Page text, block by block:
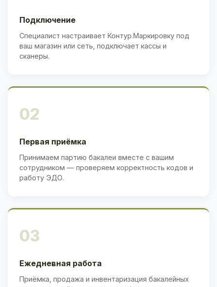
Подключение
Специалист настраивает Контур.Маркировку под
ваш магазин или сеть, подключает кассы и
сканеры.
02
Первая приёмка
Принимаем партию бакалеи вместе с вашим
сотрудником — проверяем корректность кодов и
работу ЭДО.
03
Ежедневная работа
Приёмка, продажа и инвентаризация бакалейных